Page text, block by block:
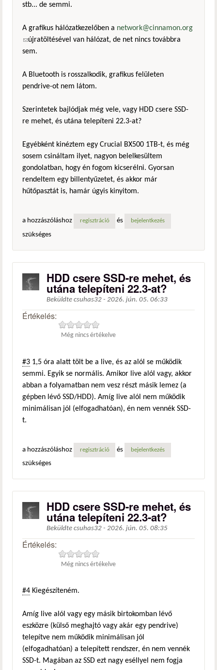
stb... de semmi.
A grafikus hálózatkezelőben a network@cinnamon.org
(link sends e-mail)
újratöltésével van hálózat, de net nincs továbbra
sem.
A Bluetooth is rosszalkodik, grafikus felületen
pendrive-ot nem látom.
Szerintetek bajlódjak még vele, vagy HDD csere SSD-
re mehet, és utána telepíteni 22.3-at?
Egyébként kinéztem egy Crucial BX500 1TB-t, és még
sosem csináltam ilyet, nagyon belelkesültem
gondolatban, hogy én fogom kicserélni. Gyorsan
rendeltem egy billentyűzetet, és akkor már
hűtőpasztát is, hamár úgyis kinyitom.
a hozzászóláshoz regisztráció és bejelentkezés
szükséges
HDD csere SSD-re mehet, és
utána telepíteni 22.3-at?
Beküldte csuhas32 - 2026. jún. 05. 06:33
Értékelés:
Még nincs értékelve
#3 1,5 óra alatt tölt be a live, és az alól se működik
semmi. Egyik se normális. Amikor live alól vagy, akkor
abban a folyamatban nem vesz részt másik lemez (a
gépben lévő SSD/HDD). Amíg live alól nem működik
minimálisan jól (elfogadhatóan), én nem vennék SSD-
t.
a hozzászóláshoz regisztráció és bejelentkezés
szükséges
HDD csere SSD-re mehet, és
utána telepíteni 22.3-at?
Beküldte csuhas32 - 2026. jún. 05. 08:35
Értékelés:
Még nincs értékelve
#4 Kiegészíteném.
Amíg live alól vagy egy másik birtokomban lévő
eszközre (külső meghajtó vagy akár egy pendrive)
telepítve nem működik minimálisan jól
(elfogadhatóan) a telepített rendszer, én nem vennék
SSD-t. Magában az SSD ezt nagy eséllyel nem fogja